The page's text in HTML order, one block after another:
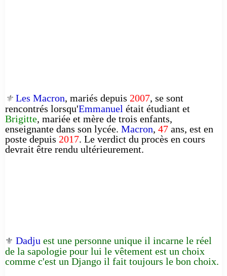
⚜️ Les Macron, mariés depuis 2007, se sont
rencontrés lorsqu'Emmanuel était étudiant et
Brigitte, mariée et mère de trois enfants,
enseignante dans son lycée. Macron, 47 ans, est en
poste depuis 2017. Le verdict du procès en cours
devrait être rendu ultérieurement.
⚜️ Dadju est une personne unique il incarne le réel
de la sapologie pour lui le vêtement est un choix
comme c'est un Django il fait toujours le bon choix.